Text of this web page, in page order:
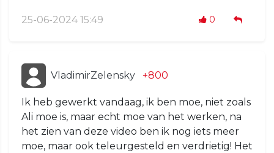
25-06-2024 15:49 0
VladimirZelensky +800
Ik heb gewerkt vandaag, ik ben moe, niet zoals
Ali moe is, maar echt moe van het werken, na
het zien van deze video ben ik nog iets meer
moe, maar ook teleurgesteld en verdrietig! Het